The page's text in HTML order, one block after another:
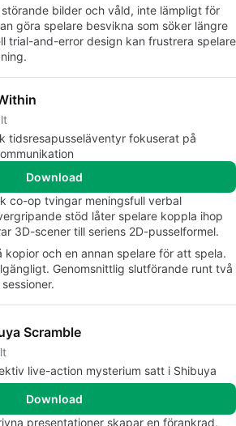
störande bilder och våld, inte lämpligt för
göra spelare besvikna som söker längre
trial-and-error design kan frustrera spelare
tidsresapusseläventyr fokuserat på
Download
co-op tvingar meningsfull verbal
stöd låter spelare koppla ihop
3D-scener till seriens 2D-pusselformel.
kopior och en annan spelare för att spela.
Genomsnittlig slutförande runt två
Scramble
live-action mysterium satt i Shibuya
Download
presentationer skapar en förankrad,